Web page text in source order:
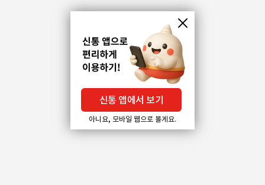
신통 앱에서 보기
아니요, 모바일 웹으로 볼게요.